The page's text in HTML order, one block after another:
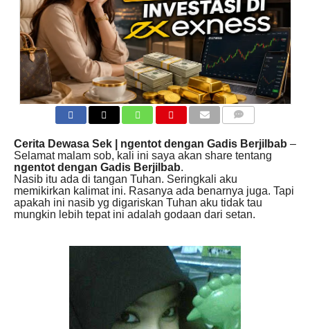
Cerita Dewasa Sek | ngentot dengan Gadis Berjilbab –
Selamat malam sob, kali ini saya akan share tentang
ngentot dengan Gadis Berjilbab.
Nasib itu ada di tangan Tuhan. Seringkali aku
memikirkan kalimat ini. Rasanya ada benarnya juga. Tapi
apakah ini nasib yg digariskan Tuhan aku tidak tau
mungkin lebih tepat ini adalah godaan dari setan.